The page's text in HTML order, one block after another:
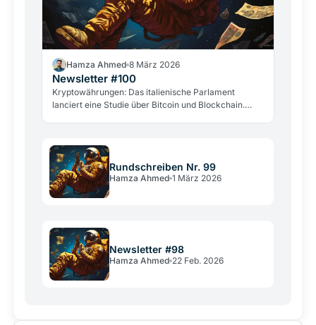
Hamza Ahmed 8 März 2026
Newsletter #100
Kryptowährungen: Das italienische Parlament
lanciert eine Studie über Bitcoin und Blockchain.
Rundschreiben Nr. 99
Hamza Ahmed 1 März 2026
Newsletter #98
Hamza Ahmed 22 Feb. 2026